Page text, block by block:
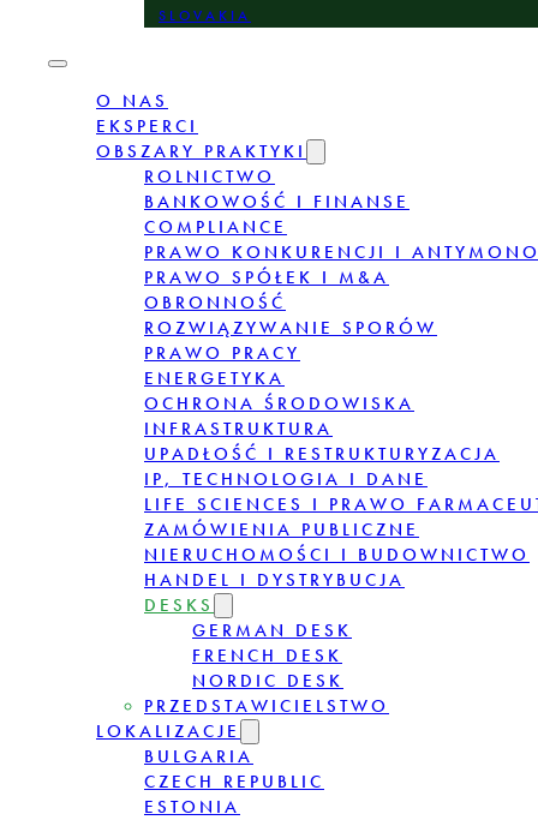
SLOVAKIA
O NAS
EKSPERCI
OBSZARY PRAKTYKI
ROLNICTWO
BANKOWOŚĆ I FINANSE
COMPLIANCE
PRAWO KONKURENCJI I
PRAWO SPÓŁEK I M&A
OBRONNOŚĆ
ROZWIĄZYWANIE SPORÓW
PRAWO PRACY
ENERGETYKA
OCHRONA ŚRODOWISKA
INFRASTRUKTURA
UPADŁOŚĆ I RESTRUKTURYZACJA
IP, TECHNOLOGIA I DANE
LIFE SCIENCES I PRAWO
ZAMÓWIENIA PUBLICZNE
NIERUCHOMOŚCI I BUDOWNICTWO
HANDEL I DYSTRYBUCJA
DESKS
GERMAN DESK
FRENCH DESK
NORDIC DESK
PRZEDSTAWICIELSTWO
LOKALIZACJE
BULGARIA
CZECH REPUBLIC
ESTONIA